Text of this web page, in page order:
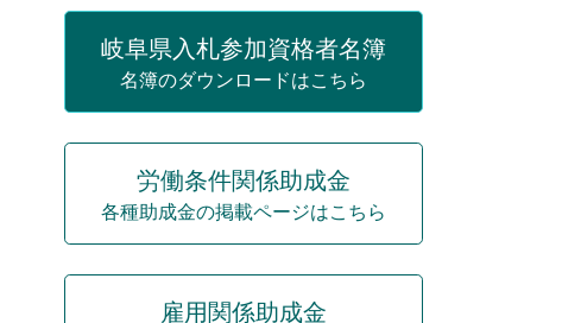
岐阜県入札参加資格者名簿
名簿のダウンロードはこちら
労働条件関係助成金
各種助成金の掲載ページはこちら
雇用関係助成金